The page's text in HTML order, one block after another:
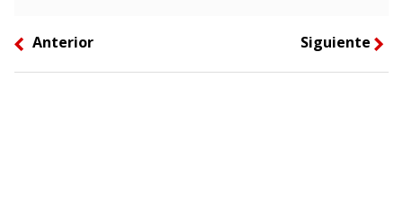
left Anterior Siguiente right